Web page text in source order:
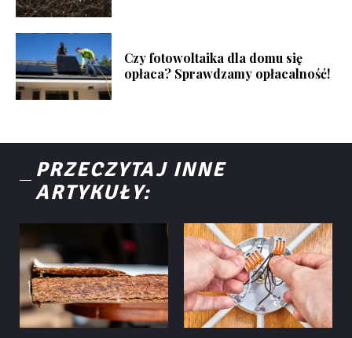
Czy fotowoltaika dla domu się
opłaca? Sprawdzamy opłacalność!
PRZECZYTAJ INNE
ARTYKUŁY: